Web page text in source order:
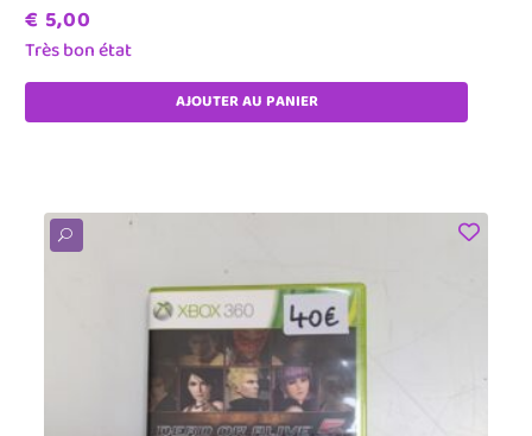
€ 5,00
Très bon état
AJOUTER AU PANIER
U